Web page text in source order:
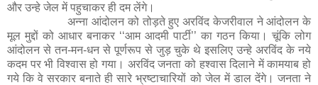
और उन्हे जेल में पहुचाकर ही दम लेंगे।
अन्ना आंदोलन को तोड़ते हुए अरविंद केजरीवाल ने आंदोलन के
मूल मुद्दों को आधार बनाकर ‘‘आम आदमी पार्टी’’ का गठन किया। चूंकि लोग
आंदोलन से तन-मन-धन से पूर्णरूप से जुड़ चुके थे इसलिए उन्हे अरविंद के नये
कदम पर भी विश्वास हो गया। अरविंद जनता को हश्वास दिलाने में कामयाब हो
गये कि वे सरकार बनाते ही सारे भ्रष्टाचारियों को जेल में डाल देंगे। जनता ने